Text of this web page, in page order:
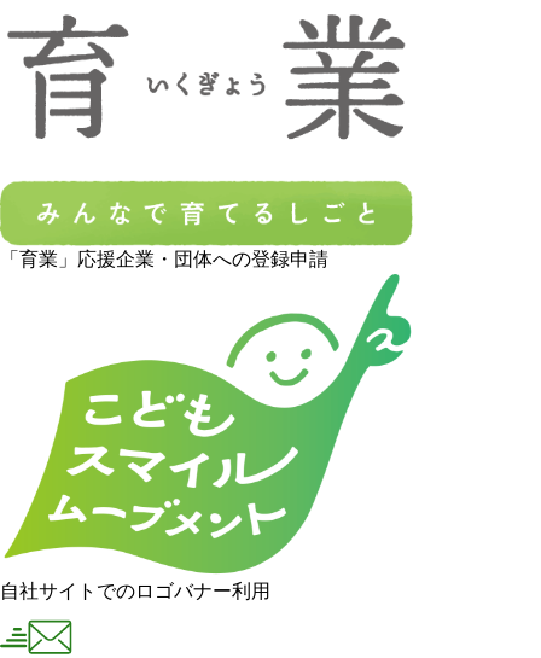
「育業」応援企業・団体への登録申請
自社サイトでのロゴバナー利用